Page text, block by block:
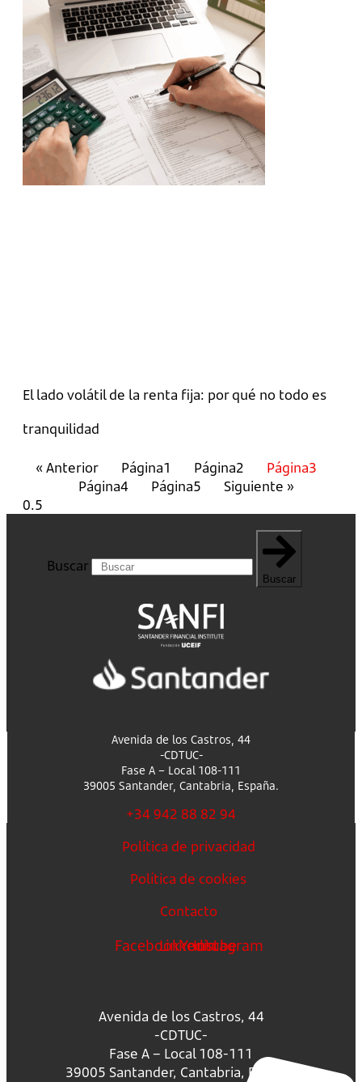
El lado volátil de la renta fija: por qué no todo es
tranquilidad
« Anterior Página1 Página2 Página3
Página4 Página5 Siguiente »
Buscar
Buscar
Avenida de los Castros, 44
-CDTUC-
Fase A – Local 108-111
39005 Santander, Cantabria, España.
+34 942 88 82 94
Política de privacidad
Política de cookies
Contacto
FacebookLinkedin
Youtube
Instagram
Avenida de los Castros, 44
-CDTUC-
Fase A – Local 108-111
39005 Santander, Cantabria, España.